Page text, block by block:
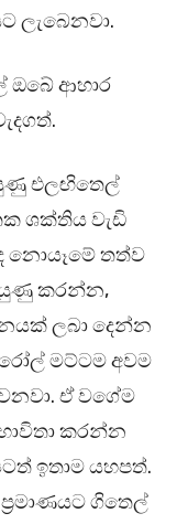
ලැබෙනවා.
ඔබේ ආහාර
එලඟිතෙල්
ශක්තිය වැඩි
නොයෑමේ තත්ව
කරන්න,
ලබා දෙන්න
මට්ටම අවම
ඒ වගේම
කරන්න
ඉතාම යහපත්.
ගිතෙල්